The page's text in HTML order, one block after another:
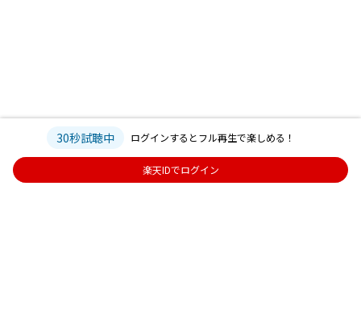
30秒試聴中 ログインするとフル再生で楽しめる！
楽天IDでログイン